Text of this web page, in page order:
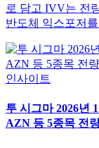
로 담고 IVV는 전
반도체 익스포저
인사이트
투 시그마 2026년
AZN 등 5종목 전